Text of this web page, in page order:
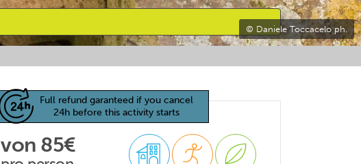
© Daniele Toccacelo ph.
Full refund garanteed if you cancel
24h before this activity starts
von 85€